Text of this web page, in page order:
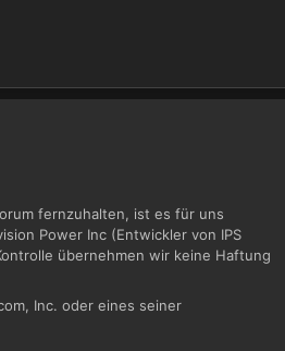
fernzuhalten, ist es für uns
Power Inc (Entwickler von IPS
übernehmen wir keine Haftung
Inc. oder eines seiner